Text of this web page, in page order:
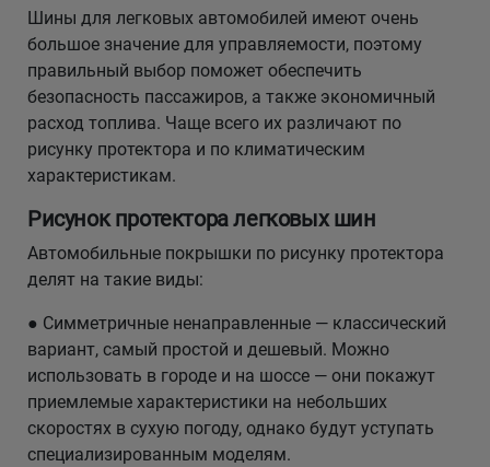
Шины для легковых автомобилей имеют очень
большое значение для управляемости, поэтому
правильный выбор поможет обеспечить
безопасность пассажиров, а также экономичный
расход топлива. Чаще всего их различают по
рисунку протектора и по климатическим
характеристикам.
Рисунок протектора легковых шин
Автомобильные покрышки по рисунку протектора
делят на такие виды:
● Симметричные ненаправленные — классический
вариант, самый простой и дешевый. Можно
использовать в городе и на шоссе — они покажут
приемлемые характеристики на небольших
скоростях в сухую погоду, однако будут уступать
специализированным моделям.